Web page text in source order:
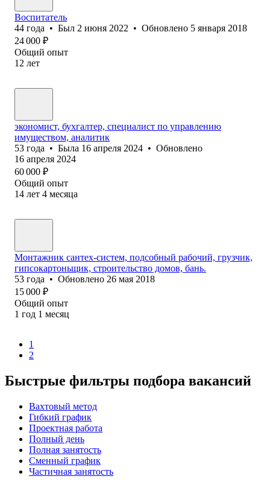
Воспитатель
44 года • Был 2 июня 2022 • Обновлено 5 января 2018
24 000 ₽
Общий опыт
12 лет
экономист, бухгалтер, специалист по управлению
имуществом, аналитик
53 года • Была 16 апреля 2024 • Обновлено
16 апреля 2024
60 000 ₽
Общий опыт
14 лет 4 месяца
Монтажник сантех-систем, подсобный рабочий, грузчик,
гипсокартоньщик, строительство домов, бань.
53 года • Обновлено 26 мая 2018
15 000 ₽
Общий опыт
1 год 1 месяц
1
2
Быстрые фильтры подбора вакансий
Вахтовый метод
Гибкий график
Проектная работа
Полный день
Полная занятость
Сменный график
Частичная занятость